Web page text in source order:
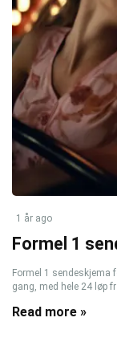
1 år ago
Formel 1
Formel 1 sendeskjema
gang, med hele 24 løp
Read more »